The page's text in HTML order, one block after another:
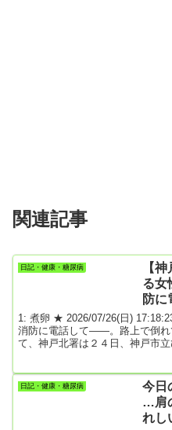
関連記事
日記・健康・糖尿病
【
る女
防に
児3
1: 煮卵 ★ 2026/07/26(日)
消防に電話して――。路上で倒れ
て、神戸北署は２４日、神戸市
た。受賞したのは、黒石惟登（
いと）君（１１）、芥川桜太郎
課後、黒石君らは神戸市北区ひ
日記・健康・糖尿病
今日
…肩
れし